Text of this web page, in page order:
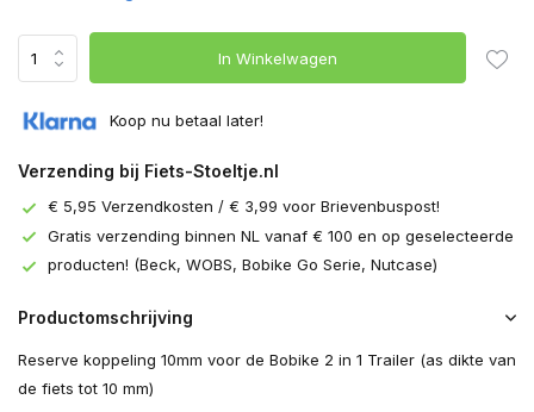
In Winkelwagen
Koop nu betaal later!
Verzending bij Fiets-Stoeltje.nl
€ 5,95 Verzendkosten / € 3,99 voor Brievenbuspost!
Gratis verzending binnen NL vanaf € 100 en op geselecteerde
producten! (Beck, WOBS, Bobike Go Serie, Nutcase)
Productomschrijving
Reserve koppeling 10mm voor de Bobike 2 in 1 Trailer (as dikte van
de fiets tot 10 mm)